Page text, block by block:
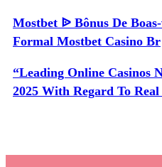
Mostbet ᐉ Bônus De
Formal Mostbet Casino Br
“Leading Online Casinos
2025 With Regard To